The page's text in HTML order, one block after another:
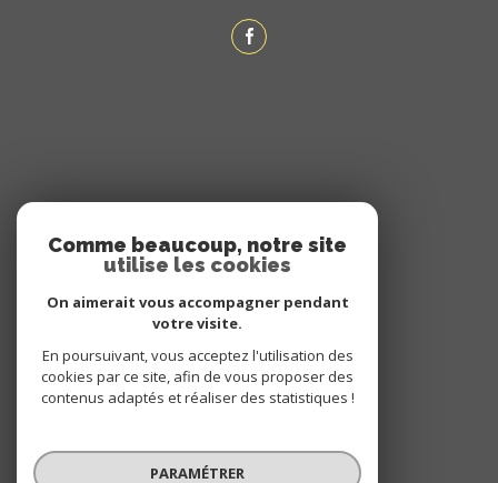
NOUS ADHÉRONS
© 2026 | Tous droits réservés
Comme beaucoup, notre site
utilise les cookies
On aimerait vous accompagner pendant
votre visite.
En poursuivant, vous acceptez l'utilisation des
cookies par ce site, afin de vous proposer des
contenus adaptés et réaliser des statistiques !
PARAMÉTRER